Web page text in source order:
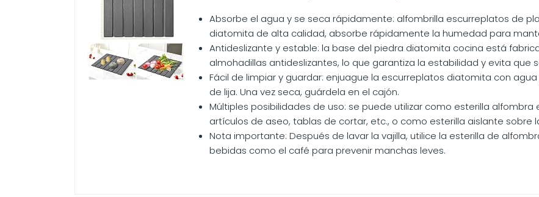
Absorbe el agua y se seca rápidamente: alfombrilla escurreplatos de
diatomita de alta calidad, absorbe rápidamente la humedad para
Antideslizante y estable: la base del piedra diatomita cocina está
almohadillas antideslizantes, lo que garantiza la estabilidad y evita que
Fácil de limpiar y guardar: enjuague la escurreplatos diatomita con
de lija. Una vez seca, guárdela en el cajón.
Múltiples posibilidades de uso: se puede utilizar como esterilla
artículos de aseo, tablas de cortar, etc., o como esterilla aislante sobre
Nota importante: Después de lavar la vajilla, utilice la esterilla de
bebidas como el café para prevenir manchas leves.